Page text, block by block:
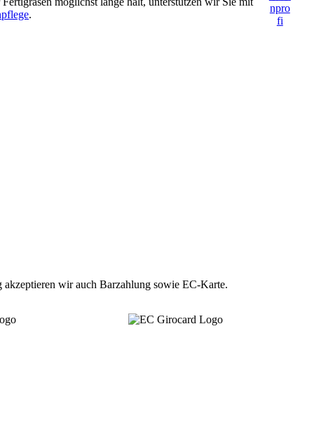
.
npro
fi
wir auch Barzahlung sowie EC-Karte.